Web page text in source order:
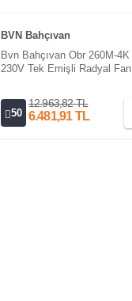
BVN Bahçıvan
Bvn Bahçıvan Obr 260M-4K
230V Tek Emişli Radyal Fan
50
12.963,82 TL
6.481,91 TL